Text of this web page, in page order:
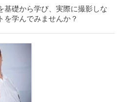
基礎から学び、実際に撮影しな
を学んでみませんか？